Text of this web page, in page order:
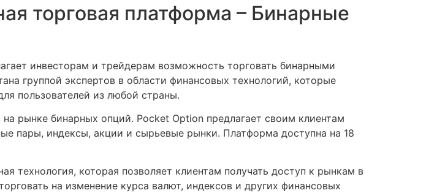
торговая платформа – Бинарные
инвесторам и трейдерам возможность торговать бинарными
группой экспертов в области финансовых технологий, которые
пользователей из любой страны.
рынке бинарных опций. Pocket Option предлагает своим клиентам
пары, индексы, акции и сырьевые рынки. Платформа доступна на 18
технология, которая позволяет клиентам получать доступ к рынкам в
на изменение курса валют, индексов и других финансовых